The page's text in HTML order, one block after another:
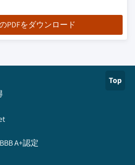
PDFをダウンロード
Top
BBB A+認定